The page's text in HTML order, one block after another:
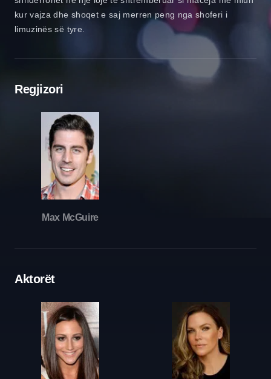
kur vajza dhe shoqet e saj merren peng nga shoferi i
limuzinës së tyre.
Regjizori
Max McGuire
Aktorët